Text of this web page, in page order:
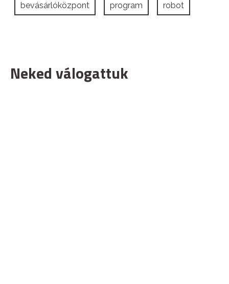
bevásárlóközpont program robot
Neked válogattuk